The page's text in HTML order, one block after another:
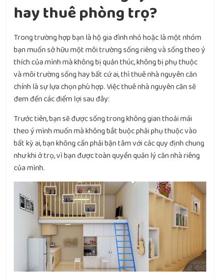
hay thuê phòng trọ?
Trong trường hợp bạn là hộ gia đình nhỏ hoặc là một nhóm
bạn muốn sở hữu một môi trường sống riêng và sống theo ý
thích của mình mà không bị quản thúc, không bị phụ thuộc
và môi trường sống hay bất cứ ai, thì thuê nhà nguyên căn
chính là sự lựa chọn phù hợp. Việc thuê nhà nguyên căn sẽ
đem đến các điểm lợi sau đây:
Trước tiên, bạn sẽ được sống trong không gian thoải mái
theo ý mình muốn mà không bắt buộc phải phụ thuộc vào
bất kỳ ai, bạn không cần phải bận tâm với các quy định chung
như khi ở trọ, vì bạn được toàn quyền quản lý căn nhà riêng
của mình.